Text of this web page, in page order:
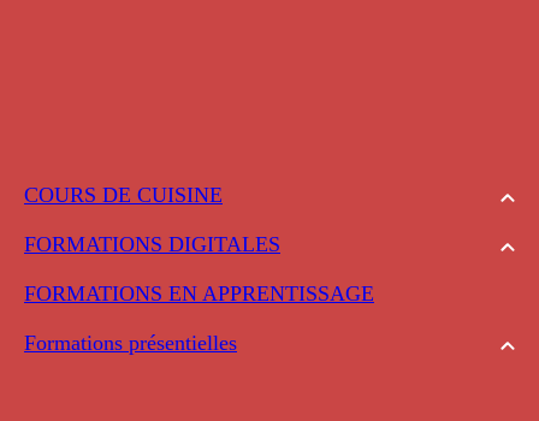
COURS DE CUISINE
FORMATIONS DIGITALES
FORMATIONS EN APPRENTISSAGE
Formations présentielles